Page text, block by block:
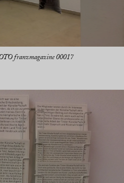
franzmagazine 00017